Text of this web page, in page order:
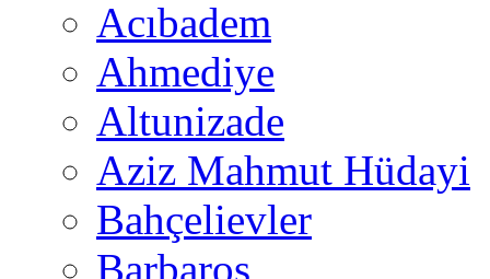
Acıbadem
Ahmediye
Altunizade
Aziz Mahmut Hüdayi
Bahçelievler
Barbaros